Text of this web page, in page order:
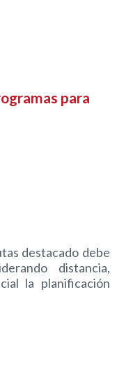
para
destacado debe
distancia,
la planificación